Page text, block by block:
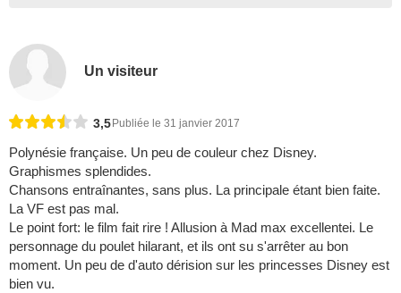
Un visiteur
3,5 Publiée le 31 janvier 2017
Polynésie française. Un peu de couleur chez Disney.
Graphismes splendides.
Chansons entraînantes, sans plus. La principale étant bien faite.
La VF est pas mal.
Le point fort: le film fait rire ! Allusion à Mad max excellentei. Le
personnage du poulet hilarant, et ils ont su s'arrêter au bon
moment. Un peu de d'auto dérision sur les princesses Disney est
bien vu.